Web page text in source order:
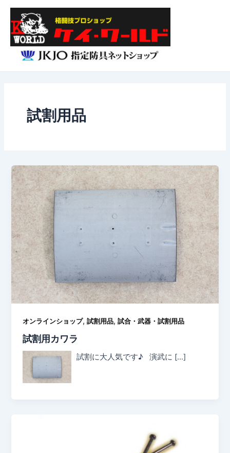
試割用品
オンラインショップ,試割用品,試合・武器・試割用品
試割用カワラ
試割に大人気です♪ 演武に […]